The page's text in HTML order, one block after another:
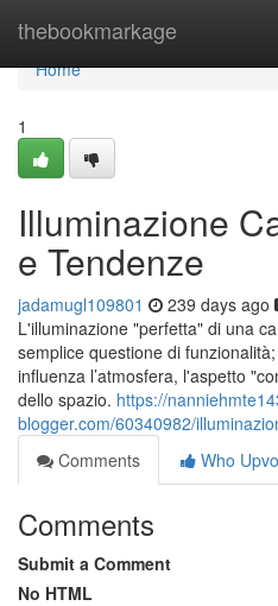
thebookmarkage
Home
Home
1
Illuminazione
e Tendenze
jadamugl109801 239 days ago
L'illuminazione "perfetta" di una
semplice questione di
influenza l’atmosfera, l'aspetto
dello spazio. https://
blogger.com/60340982/
Comments
Who
Comments
Submit a Comment
No HTML